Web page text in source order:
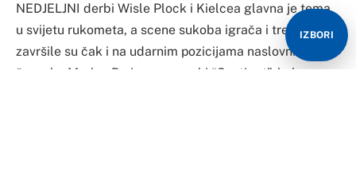
NEDJELJNI derbi Wisle Plock i Kielcea glavna je tema
u svijetu rukometa, a scene sukoba igrača i trenera
završile su čak i na udarnim pozicijama naslovnica
španske Marke. Prvi ovosezonski “Sveti rat”, kako se
IZBORI